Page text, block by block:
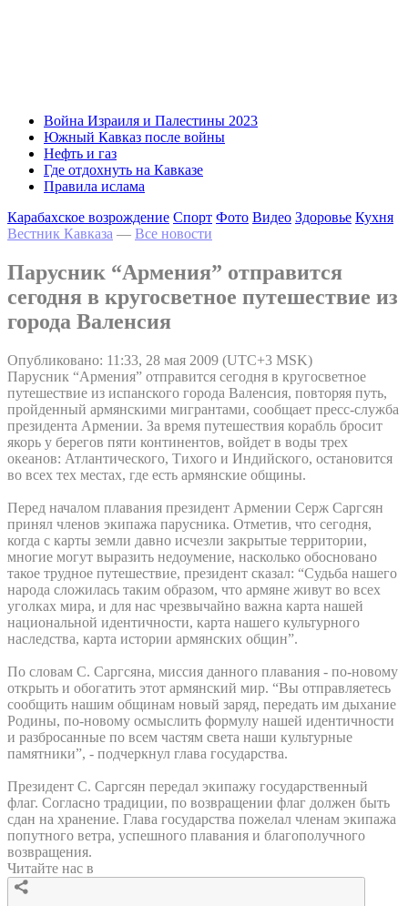
Война Израиля и Палестины 2023
Южный Кавказ после войны
Нефть и газ
Где отдохнуть на Кавказе
Правила ислама
Карабахское возрождение Спорт Фото Видео Здоровье Кухня
Вестник Кавказа — Все новости
Парусник “Армения” отправится
сегодня в кругосветное путешествие из
города Валенсия
Опубликовано: 11:33, 28 мая 2009 (UTC+3 MSK)
Парусник “Армения” отправится сегодня в кругосветное
путешествие из испанского города Валенсия, повторяя путь,
пройденный армянскими мигрантами, сообщает пресс-служба
президента Армении. За время путешествия корабль бросит
якорь у берегов пяти континентов, войдет в воды трех
океанов: Атлантического, Тихого и Индийского, остановится
во всех тех местах, где есть армянские общины.
Перед началом плавания президент Армении Серж Саргсян
принял членов экипажа парусника. Отметив, что сегодня,
когда с карты земли давно исчезли закрытые территории,
многие могут выразить недоумение, насколько обосновано
такое трудное путешествие, президент сказал: “Судьба нашего
народа сложилась таким образом, что армяне живут во всех
уголках мира, и для нас чрезвычайно важна карта нашей
национальной идентичности, карта нашего культурного
наследства, карта истории армянских общин”.
По словам С. Саргсяна, миссия данного плавания - по-новому
открыть и обогатить этот армянский мир. “Вы отправляетесь
сообщить нашим общинам новый заряд, передать им дыхание
Родины, по-новому осмыслить формулу нашей идентичности
и разбросанные по всем частям света наши культурные
памятники”, - подчеркнул глава государства.
Президент С. Саргсян передал экипажу государственный
флаг. Согласно традиции, по возвращении флаг должен быть
сдан на хранение. Глава государства пожелал членам экипажа
попутного ветра, успешного плавания и благополучного
возвращения.
Читайте нас в